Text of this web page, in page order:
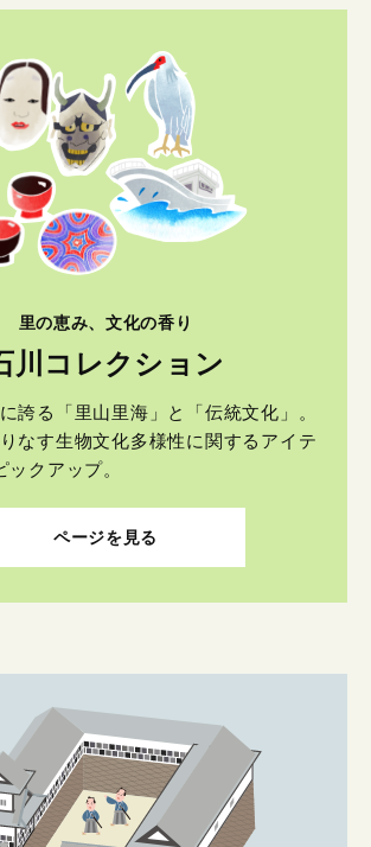
里の恵み、文化の香り
川コレクション
誇る「里山里海」と「伝統文化」。
なす生物文化多様性に関するアイテ
ックアップ。
ページを見る